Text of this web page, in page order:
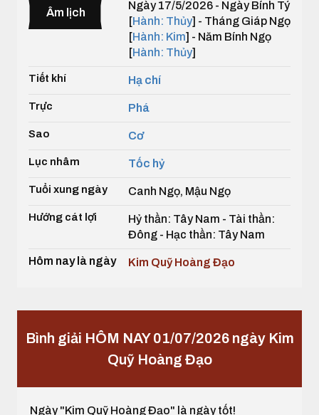
Âm lịch
Ngày 17/5/2026 - Ngày Bính Tý
[Hành: Thủy] - Tháng Giáp Ngọ
[Hành: Kim] - Năm Bính Ngọ
[Hành: Thủy]
Tiết khí Hạ chí
Trực Phá
Sao Cơ
Lục nhâm Tốc hỷ
Tuổi xung ngày Canh Ngọ, Mậu Ngọ
Hướng cát lợi
Hỷ thần: Tây Nam - Tài thần:
Đông - Hạc thần: Tây Nam
Hôm nay là ngày Kim Quỹ Hoàng Đạo
Bình giải HÔM NAY 01/07/2026 ngày Kim
Quỹ Hoàng Đạo
Ngày "Kim Quỹ Hoàng Đạo" là ngày tốt!